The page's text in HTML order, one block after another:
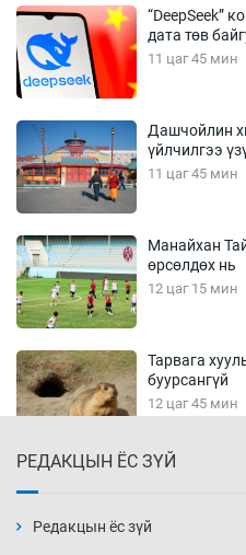
“DeepSeek”
дата төв
11 цаг 45 мин
Дашчойлин
үйлчилгээ
11 цаг 45 мин
Манайхан
өрсөлдөх нь
12 цаг 15 мин
Тарвага
буурсангүй
12 цаг 45 мин
13 цаг 15 мин
РЕДАКЦЫН ЁС ЗҮЙ
Редакцын ёс зүй